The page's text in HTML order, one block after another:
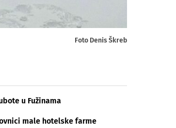
Foto Denis Škreb
u Fužinama
male hotelske farme